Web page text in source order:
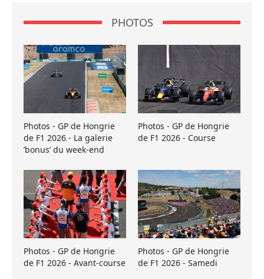
PHOTOS
Photos - GP de Hongrie
de F1 2026 - La galerie
’bonus’ du week-end
Photos - GP de Hongrie
de F1 2026 - Course
Photos - GP de Hongrie
de F1 2026 - Avant-course
Photos - GP de Hongrie
de F1 2026 - Samedi